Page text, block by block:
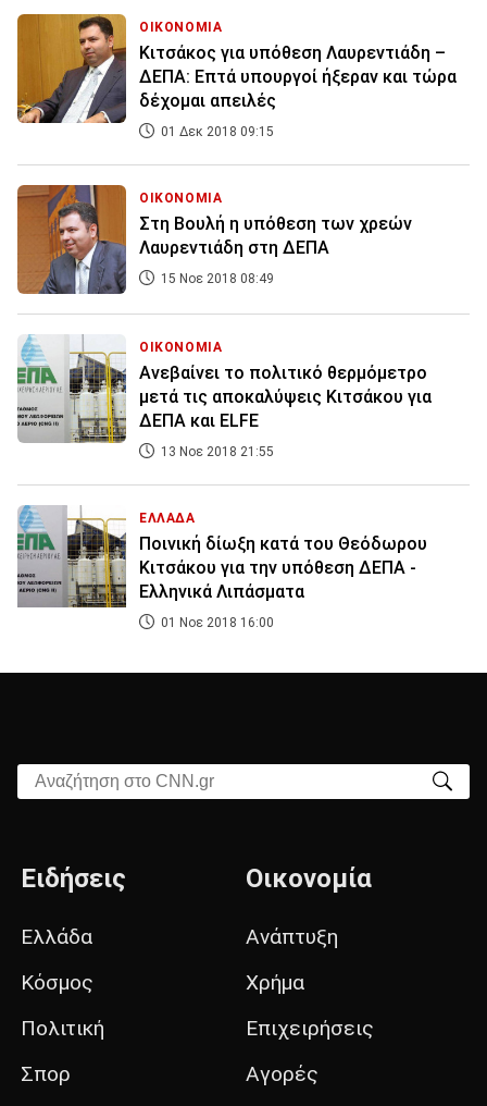
ΟΙΚΟΝΟΜΙΑ
Κιτσάκος για υπόθεση Λαυρεντιάδη –
ΔΕΠΑ: Επτά υπουργοί ήξεραν και τώρα
δέχομαι απειλές
01 Δεκ 2018 09:15
ΟΙΚΟΝΟΜΙΑ
Στη Βουλή η υπόθεση των χρεών
Λαυρεντιάδη στη ΔΕΠΑ
15 Νοε 2018 08:49
ΟΙΚΟΝΟΜΙΑ
Ανεβαίνει το πολιτικό θερμόμετρο
μετά τις αποκαλύψεις Κιτσάκου για
ΔΕΠΑ και ELFE
13 Νοε 2018 21:55
ΕΛΛΑΔΑ
Ποινική δίωξη κατά του Θεόδωρου
Κιτσάκου για την υπόθεση ΔΕΠΑ -
Ελληνικά Λιπάσματα
01 Νοε 2018 16:00
Αναζήτηση στο CNN.gr
Ειδήσεις
Ελλάδα
Κόσμος
Πολιτική
Σπορ
Οικονομία
Ανάπτυξη
Χρήμα
Επιχειρήσεις
Αγορές